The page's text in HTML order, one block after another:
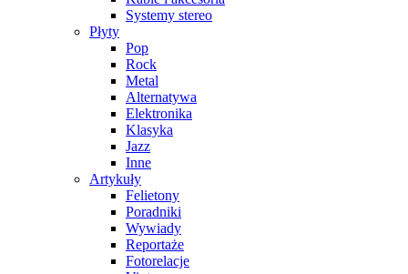
Systemy stereo
Płyty
Pop
Rock
Metal
Alternatywa
Elektronika
Klasyka
Jazz
Inne
Artykuły
Felietony
Poradniki
Wywiady
Reportaże
Fotorelacje